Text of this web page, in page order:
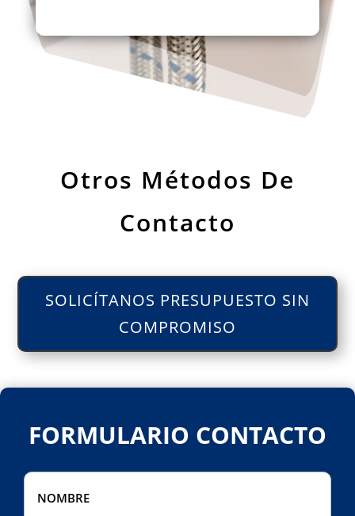
Otros Métodos De
Contacto
SOLICÍTANOS PRESUPUESTO SIN
COMPROMISO
FORMULARIO CONTACTO